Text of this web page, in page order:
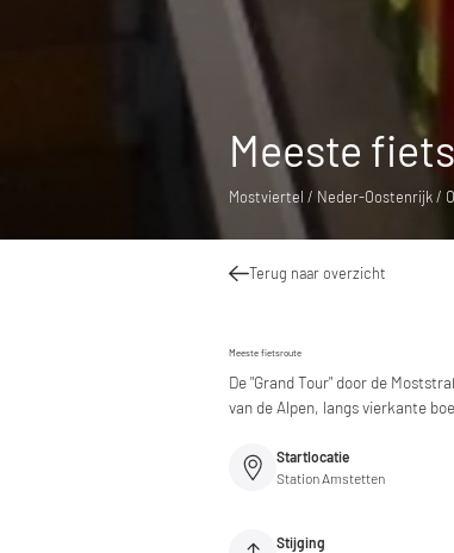
Meeste
Mostviertel / Neder-Oostenrijk /
Terug naar overzicht
Meeste fietsroute
De "Grand Tour" door de
van de Alpen, langs vierkante
Startlocatie
Station Amstetten
Stijging